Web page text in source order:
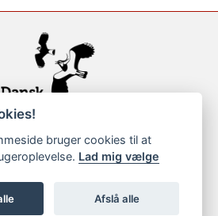
bruger cookies til at
Lad mig vælge
Afslå alle